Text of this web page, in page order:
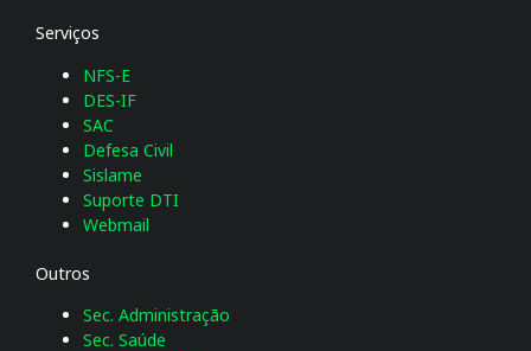
Serviços
NFS-E
DES-IF
SAC
Defesa Civil
Sislame
Suporte DTI
Webmail
Outros
Sec. Administração
Sec. Saúde